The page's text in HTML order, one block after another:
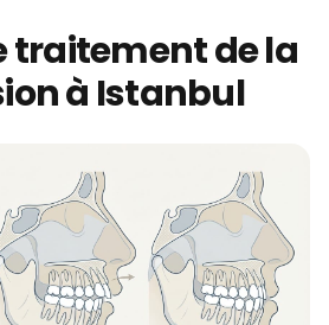
traitement de la
à Istanbul